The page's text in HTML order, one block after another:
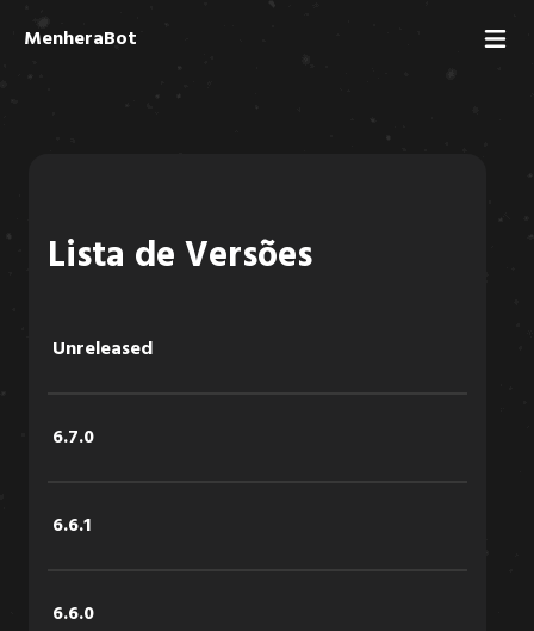
MenheraBot
Lista de Versões
Unreleased
6.7.0
6.6.1
6.6.0